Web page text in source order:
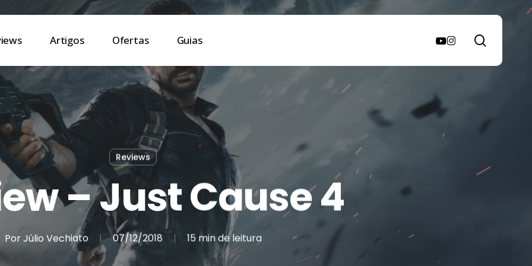
Artigos Ofertas Guias youtube
instagram
Reviews
– Just Cause 4
PorJúlio Vechiato 07/12/2018 15 min de leitura